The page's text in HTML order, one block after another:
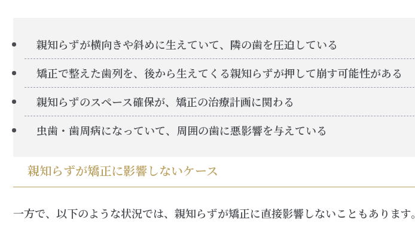
親知らずが横向きや斜めに生えていて、隣の歯を圧迫している
矯正で整えた歯列を、後から生えてくる親知らずが押して崩す可能性がある
親知らずのスペース確保が、矯正の治療計画に関わる
虫歯・歯周病になっていて、周囲の歯に悪影響を与えている
親知らずが矯正に影響しないケース
一方で、以下のような状況では、親知らずが矯正に直接影響しないこともあります。